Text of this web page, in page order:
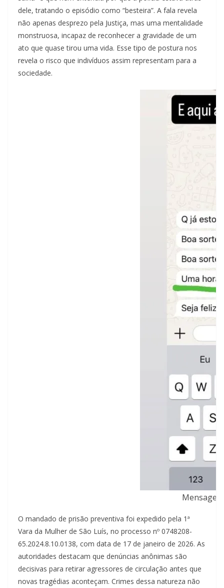
dele, tratando o episódio como “besteira”. A fala revela
não apenas desprezo pela Justiça, mas uma mentalidade
monstruosa, incapaz de reconhecer a gravidade de um
ato que quase tirou uma vida. Esse tipo de postura nos
revela o risco que indivíduos assim representam para a
sociedade.
O mandado de prisão preventiva foi expedido pela 1ª
Vara da Mulher de São Luís, no processo nº 0748208-
65.2024.8.10.0138, com data de 17 de janeiro de 2026. As
autoridades destacam que denúncias anônimas são
decisivas para retirar agressores de circulação antes que
novas tragédias aconteçam. Crimes dessa natureza não